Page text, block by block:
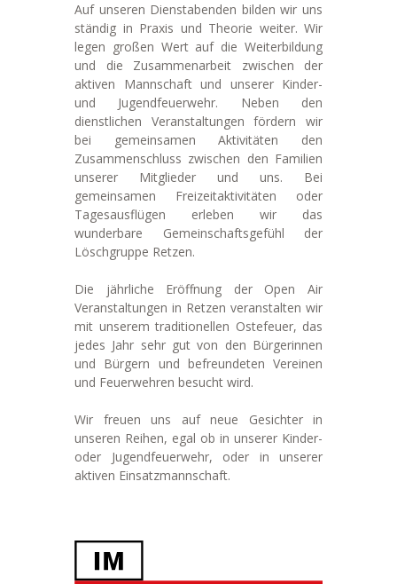
Auf unseren Dienstabenden bilden wir uns
ständig in Praxis und Theorie weiter. Wir
legen großen Wert auf die Weiterbildung
und die Zusammenarbeit zwischen der
aktiven Mannschaft und unserer Kinder-
und Jugendfeuerwehr. Neben den
dienstlichen Veranstaltungen fördern wir
bei gemeinsamen Aktivitäten den
Zusammenschluss zwischen den Familien
unserer Mitglieder und uns. Bei
gemeinsamen Freizeitaktivitäten oder
Tagesausflügen erleben wir das
wunderbare Gemeinschaftsgefühl der
Löschgruppe Retzen.
Die jährliche Eröffnung der Open Air
Veranstaltungen in Retzen veranstalten wir
mit unserem traditionellen Ostefeuer, das
jedes Jahr sehr gut von den Bürgerinnen
und Bürgern und befreundeten Vereinen
und Feuerwehren besucht wird.
Wir freuen uns auf neue Gesichter in
unseren Reihen, egal ob in unserer Kinder-
oder Jugendfeuerwehr, oder in unserer
aktiven Einsatzmannschaft.